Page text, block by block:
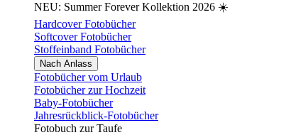
NEU: Summer Forever Kollektion 2026 ☀️
Hardcover Fotobücher
Softcover Fotobücher
Stoffeinband Fotobücher
Nach Anlass
Fotobücher vom Urlaub
Fotobücher zur Hochzeit
Baby-Fotobücher
Jahresrückblick-Fotobücher
Fotobuch zur Taufe